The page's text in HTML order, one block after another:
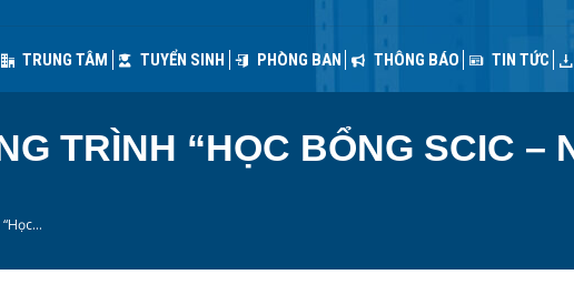
TRUNG TÂM TUYỂN SINH PHÒNG BAN THÔNG BÁO TIN TỨC
TRÌNH “HỌC BỔNG SCIC –